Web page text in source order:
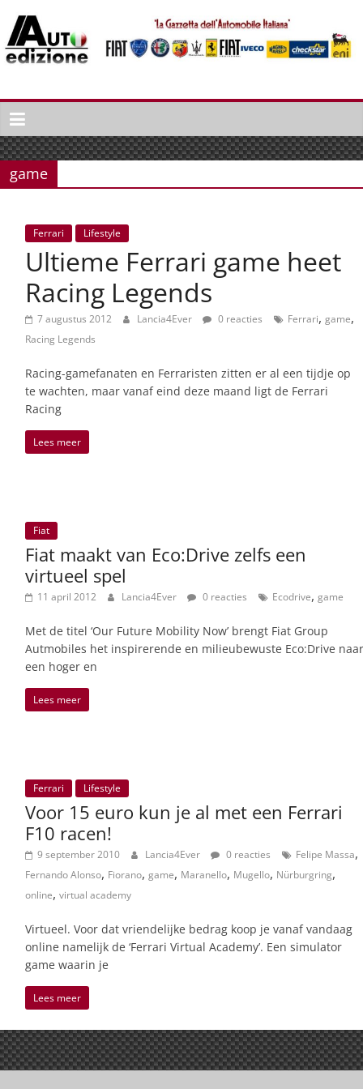
naar
inhoud
Auto
Edizione
La
Gazetta
dell'Automobile
Italiaans
autonieuws
lifestyle
game
Ferrari Lifestyle
Ultieme Ferrari game heet
Racing Legends
7 augustus 2012 Lancia4Ever 0 reacties Ferrari, game,
Racing Legends
Racing-gamefanaten en Ferraristen zitten er al een tijdje op
te wachten, maar vanaf eind deze maand ligt de Ferrari
Racing
Lees meer
Fiat
Fiat maakt van Eco:Drive zelfs een
virtueel spel
11 april 2012 Lancia4Ever 0 reacties Ecodrive, game
Met de titel ‘Our Future Mobility Now’ brengt Fiat Group
Autmobiles het inspirerende en milieubewuste Eco:Drive naar
een hoger en
Lees meer
Ferrari Lifestyle
Voor 15 euro kun je al met een Ferrari
F10 racen!
9 september 2010 Lancia4Ever 0 reacties Felipe Massa,
Fernando Alonso, Fiorano, game, Maranello, Mugello, Nürburgring,
online, virtual academy
Virtueel. Voor dat vriendelijke bedrag koop je vanaf vandaag
online namelijk de ‘Ferrari Virtual Academy’. Een simulator
game waarin je
Lees meer